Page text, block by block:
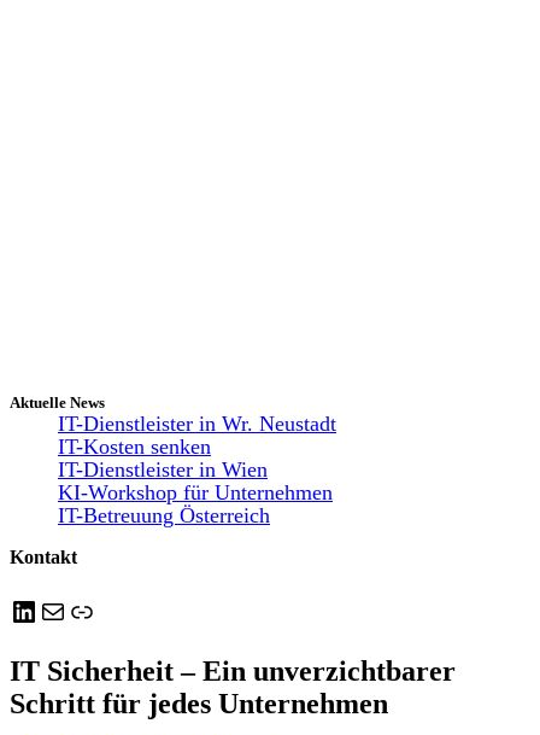
Aktuelle News
IT-Dienstleister in Wr. Neustadt
IT-Kosten senken
IT-Dienstleister in Wien
KI-Workshop für Unternehmen
IT-Betreuung Österreich
Kontakt
LinkedIn
E-Mail
Link
IT Sicherheit – Ein unverzichtbarer
Schritt für jedes Unternehmen